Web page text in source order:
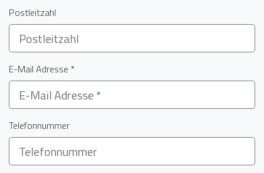
Postleitzahl
E-Mail Adresse *
Telefonnummer